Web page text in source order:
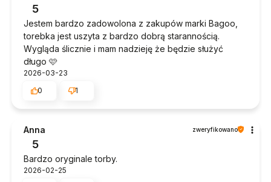
5
Jestem bardzo zadowolona z zakupów marki Bagoo,
torebka jest uszyta z bardzo dobrą starannością.
Wygląda ślicznie i mam nadzieję że będzie służyć
długo 🩷
2026-03-23
0
1
Anna zweryfikowano
5
Bardzo oryginale torby.
2026-02-25